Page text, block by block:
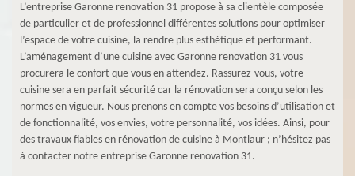
L’entreprise Garonne renovation 31 propose à sa clientèle composée
de particulier et de professionnel différentes solutions pour optimiser
l’espace de votre cuisine, la rendre plus esthétique et performant.
L’aménagement d’une cuisine avec Garonne renovation 31 vous
procurera le confort que vous en attendez. Rassurez-vous, votre
cuisine sera en parfait sécurité car la rénovation sera conçu selon les
normes en vigueur. Nous prenons en compte vos besoins d’utilisation et
de fonctionnalité, vos envies, votre personnalité, vos idées. Ainsi, pour
des travaux fiables en rénovation de cuisine à Montlaur ; n’hésitez pas
à contacter notre entreprise Garonne renovation 31.